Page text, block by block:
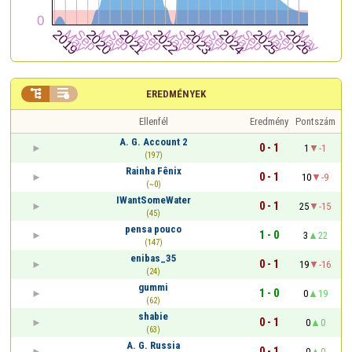
EREDMÉNYEK
 
Ellenfél Eredmény Pontszám
A. G. Account 2
(197)
0 - 1 1
-1
Rainha Fênix
(~0)
0 - 1 10
-9
IWantSomeWater
(45)
0 - 1 25
-15
pensa pouco
(147)
1 - 0 3
22
enibas_35
(24)
0 - 1 19
-16
gummi
(62)
1 - 0 0
19
shabie
(63)
0 - 1 0
0
A. G. Russia